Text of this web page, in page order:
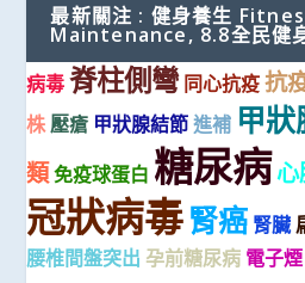
最新關注 : 健身養生
Maintenance, 8.8全民健
病毒 脊柱側彎 同心抗疫 抗
株壓瘡 甲狀腺結節 進補 甲
類免疫球蛋白 糖尿病
冠狀病毒腎癌 腎臟
腰椎間盤突出 孕前糖尿病 電子煙